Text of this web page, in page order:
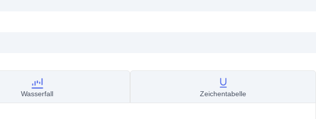
Wasserfall Zeichentabelle